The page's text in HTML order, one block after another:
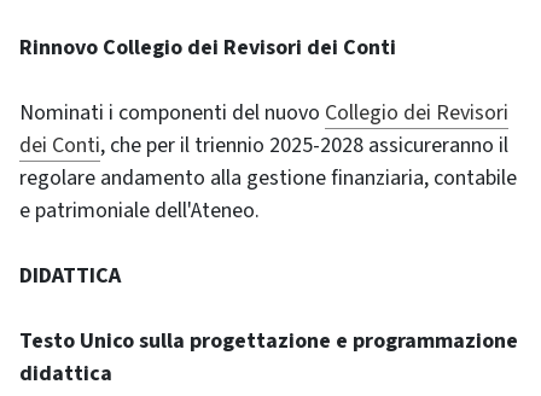
Rinnovo Collegio dei Revisori dei Conti
Nominati i componenti del nuovo Collegio dei Revisori
dei Conti, che per il triennio 2025-2028 assicureranno il
regolare andamento alla gestione finanziaria, contabile
e patrimoniale dell'Ateneo.
DIDATTICA
Testo Unico sulla progettazione e programmazione
didattica